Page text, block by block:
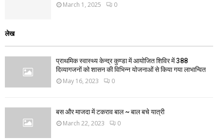
March 1, 2025 0
लेख
प्राथमिक स्वास्थ्य केन्द्र कुण्डा में आयोजित शिविर में 388
दिव्यागजनों को शासन की विभिन्न योजनाओं से किया गया लाभान्वित
May 16, 2023 0
बस और माजदा में टकराव बाल ~ बाल बचे यात्री
March 22, 2023 0